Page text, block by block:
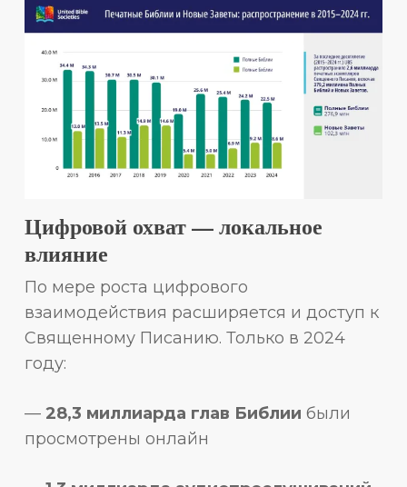
Цифровой охват — локальное
влияние
По мере роста цифрового
взаимодействия расширяется и доступ к
Священному Писанию. Только в 2024
году:
— 28,3 миллиарда глав Библии были
просмотрены онлайн